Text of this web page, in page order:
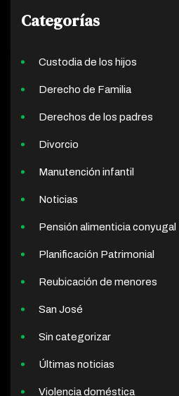
Categorías
Custodia de los hijos
Derecho de Familia
Derechos de los padres
Divorcio
Manutención infantil
Noticias
Pensión alimenticia conyugal
Planificación Patrimonial
Reubicación de menores
San José
Sin categorizar
Últimas noticias
Violencia doméstica